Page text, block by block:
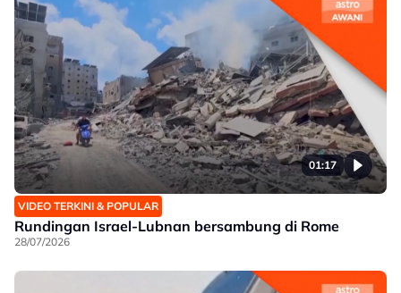
01:17
VIDEO TERKINI & POPULAR
Rundingan Israel-Lubnan bersambung di Rome
28/07/2026